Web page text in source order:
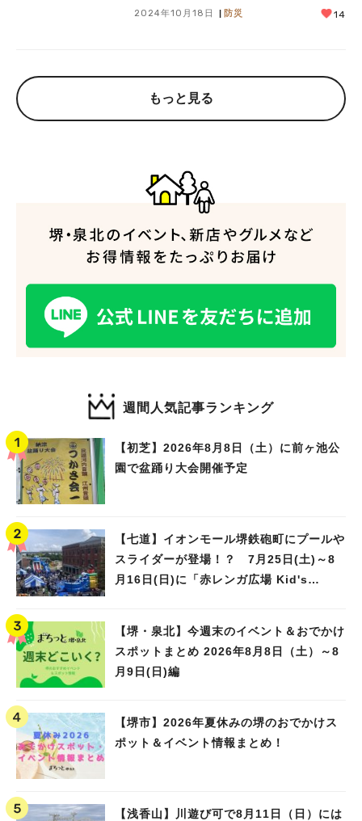
2024年10月18日 防災 14
もっと見る
週間人気記事ランキング
【初芝】2026年8月8日（土）に前ヶ池公
園で盆踊り大会開催予定
【七道】イオンモール堺鉄砲町にプールや
スライダーが登場！？ 7月25日(土)～8
月16日(日)に「赤レンガ広場 Kid's
【堺・泉北】今週末のイベント＆おでかけ
スポットまとめ 2026年8月8日（土）～8
月9日(日)編
【堺市】2026年夏休みの堺のおでかけス
ポット＆イベント情報まとめ！
【浅香山】川遊び可で8月11日（日）には